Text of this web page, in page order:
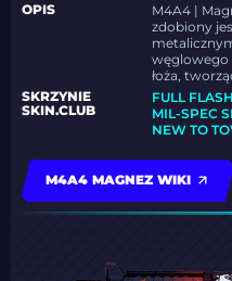
OPIS
M4A4 |
zdobiony
węglowego
łoża,
SKRZYNIE
SKIN.CLUB
FULL
MIL-SPEC
NEW TO
M4A4 MAGNEZ WIKI